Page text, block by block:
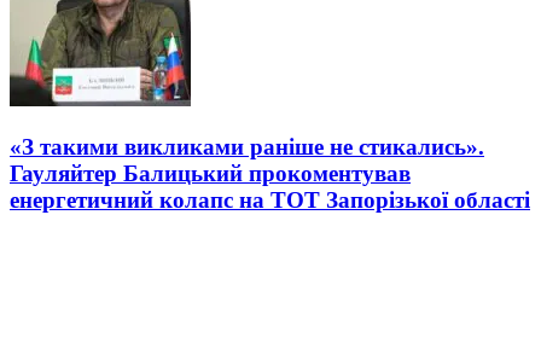
«З такими викликами раніше не стикались».
Гауляйтер Балицький прокоментував
енергетичний колапс на ТОТ Запорізької області